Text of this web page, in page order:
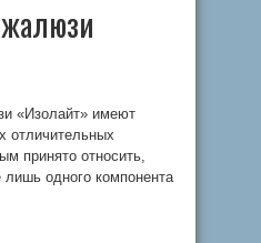
«Изолайт» имеют
отличительных
принято относить,
одного компонента